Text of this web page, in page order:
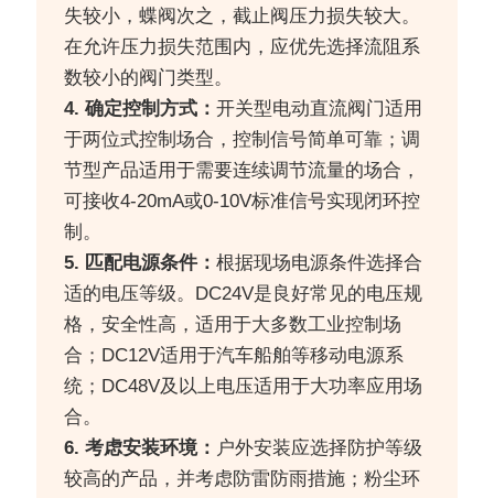
失较小，蝶阀次之，截止阀压力损失较大。
在允许压力损失范围内，应优先选择流阻系
数较小的阀门类型。
4. 确定控制方式：开关型电动直流阀门适用
于两位式控制场合，控制信号简单可靠；调
节型产品适用于需要连续调节流量的场合，
可接收4-20mA或0-10V标准信号实现闭环控
制。
5. 匹配电源条件：根据现场电源条件选择合
适的电压等级。DC24V是良好常见的电压规
格，安全性高，适用于大多数工业控制场
合；DC12V适用于汽车船舶等移动电源系
统；DC48V及以上电压适用于大功率应用场
合。
6. 考虑安装环境： 户外安装应选择防护等级
较高的产品，并考虑防雷防雨措施；粉尘环